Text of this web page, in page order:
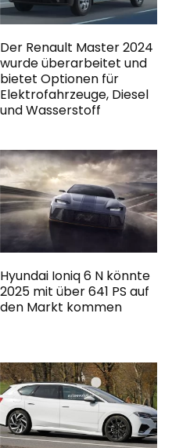
Der Renault Master 2024
wurde überarbeitet und
bietet Optionen für
Elektrofahrzeuge, Diesel
und Wasserstoff
Hyundai Ioniq 6 N könnte
2025 mit über 641 PS auf
den Markt kommen